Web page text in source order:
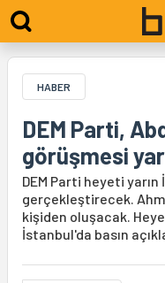
HABER
DEM Parti,
görüşmesi
DEM Parti heyeti
gerçekleştirecek.
kişiden oluşacak.
İstanbul'da basın